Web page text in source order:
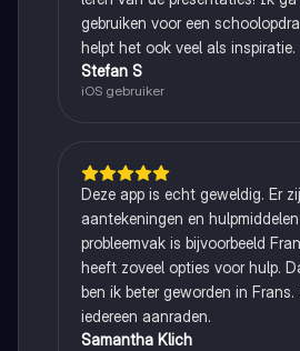
gebruiken voor een
helpt het ook veel als inspiratie.
Stefan S
iOS gebruiker
Deze app is echt geweldig. Er
aantekeningen en
probleemvak is bijvoorbeeld
heeft zoveel opties voor hulp.
ben ik beter geworden in
iedereen aanraden.
Samantha Klich